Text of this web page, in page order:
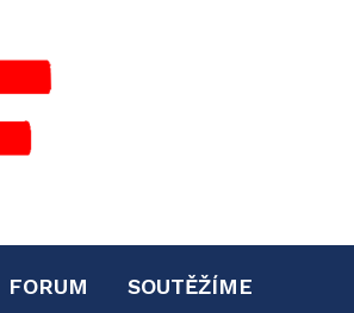
FORUM SOUTĚŽÍME